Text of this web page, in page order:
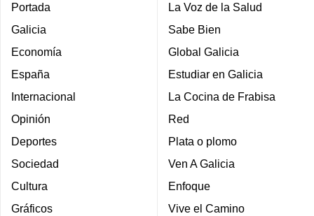
Portada
Galicia
Economía
España
Internacional
Opinión
Deportes
Sociedad
Cultura
Gráficos
La Voz de la Salud
Sabe Bien
Global Galicia
Estudiar en Galicia
La Cocina de Frabisa
Red
Plata o plomo
Ven A Galicia
Enfoque
Vive el Camino